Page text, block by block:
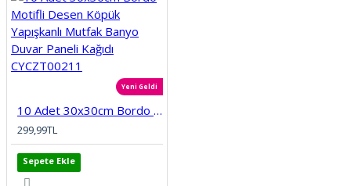
Yeni Geldi
10 Adet 30x30cm Bordo Motifli Desen Köpük Yapışkanlı Mutfak Banyo Duvar Paneli Kağıdı CYCZT00211
299,99TL
Sepete Ekle